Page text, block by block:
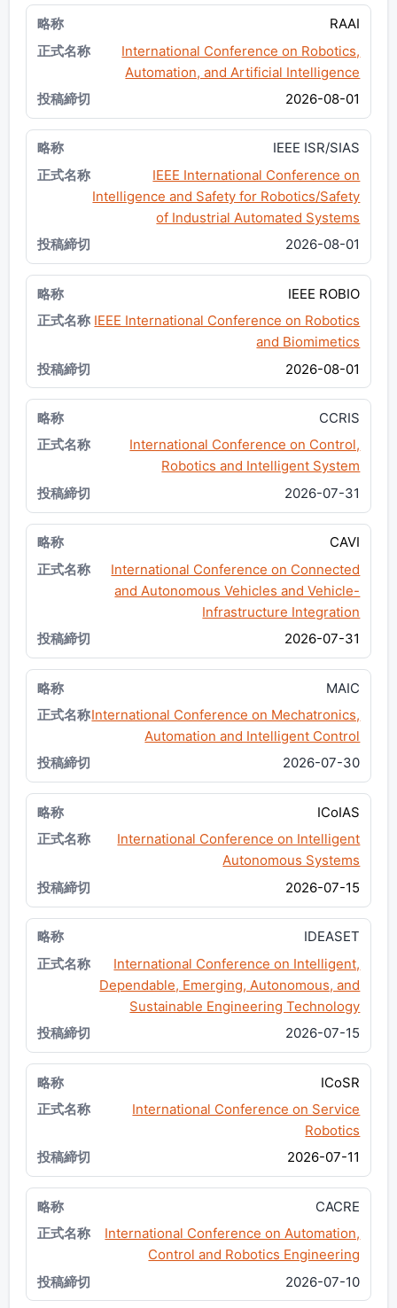
RAAI
International Conference on Robotics,
Automation, and Artificial Intelligence
2026-08-01
IEEE ISR/SIAS
IEEE International Conference on
Intelligence and Safety for Robotics/Safety
of Industrial Automated Systems
2026-08-01
IEEE ROBIO
IEEE International Conference on Robotics
and Biomimetics
2026-08-01
CCRIS
International Conference on Control,
Robotics and Intelligent System
2026-07-31
CAVI
International Conference on Connected
and Autonomous Vehicles and Vehicle-
Infrastructure Integration
2026-07-31
MAIC
International Conference on Mechatronics,
Automation and Intelligent Control
2026-07-30
ICoIAS
International Conference on Intelligent
Autonomous Systems
2026-07-15
IDEASET
International Conference on Intelligent,
Dependable, Emerging, Autonomous, and
Sustainable Engineering Technology
2026-07-15
ICoSR
International Conference on Service
Robotics
2026-07-11
CACRE
International Conference on Automation,
Control and Robotics Engineering
2026-07-10